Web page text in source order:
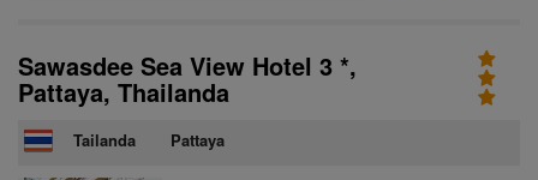
Sawasdee Sea View Hotel 3 *,
Pattaya, Thailanda
Tailanda Pattaya